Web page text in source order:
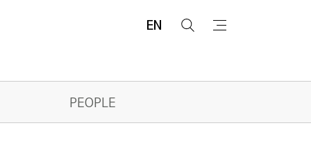
EN
검
PEOPLE